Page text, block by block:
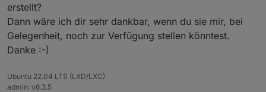
erstellt?
Dann wäre ich dir sehr dankbar, wenn du sie mir, bei
Gelegenheit, noch zur Verfügung stellen könntest.
Danke :-)
Ubuntu 22.04 LTS (LXD/LXC)
admin: v6.3.5